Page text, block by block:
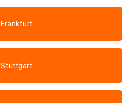
Frankfurt
Stuttgart